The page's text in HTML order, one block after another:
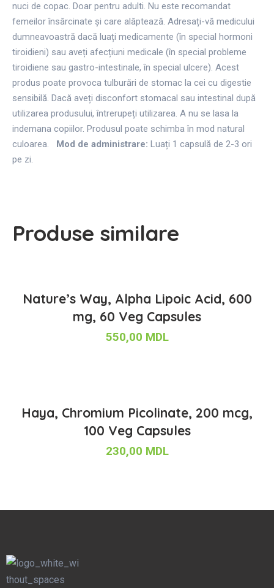
nuci de copac. Doar pentru adulti. Nu este recomandat
femeilor însărcinate și care alăptează. Adresați-vă medicului
dumneavoastră dacă luați medicamente (în special hormoni
tiroidieni) sau aveți afecțiuni medicale (în special probleme
tiroidiene sau gastro-intestinale, în special ulcere). Acest
produs poate provoca tulburări de stomac la cei cu digestie
sensibilă. Dacă aveți disconfort stomacal sau intestinal după
utilizarea produsului, întrerupeți utilizarea. A nu se lasa la
indemana copiilor. Produsul poate schimba în mod natural
culoarea.
Mod de administrare: Luați 1 capsulă de 2-3 ori
pe zi.
Produse similare
Nature’s Way, Alpha Lipoic Acid, 600
mg, 60 Veg Capsules
550,00 MDL
Haya, Chromium Picolinate, 200 mcg,
100 Veg Capsules
230,00 MDL